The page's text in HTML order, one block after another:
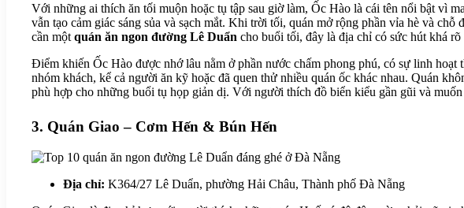
Với những ai thích ăn tối muộn hoặc tụ tập sau giờ làm, Ốc Hào là cái tên nổi bật vì
vẫn tạo cảm giác sáng sủa và sạch mắt. Khi trời tối, quán mở rộng phần vỉa hè và
cần một quán ăn ngon đường Lê Duẩn cho buổi tối, đây là địa chỉ có sức hút khá
Điểm khiến Ốc Hào được nhớ lâu nằm ở phần nước chấm phong phú, có sự linh
nhóm khách, kể cả người ăn kỹ hoặc đã quen thử nhiều quán ốc khác nhau. Quán
phù hợp cho những buổi tụ họp giản dị. Với người thích đồ biển kiểu gần gũi và
3. Quán Giao – Cơm Hến & Bún Hến
Địa chỉ: K364/27 Lê Duẩn, phường Hải Châu, Thành phố Đà Nẵng